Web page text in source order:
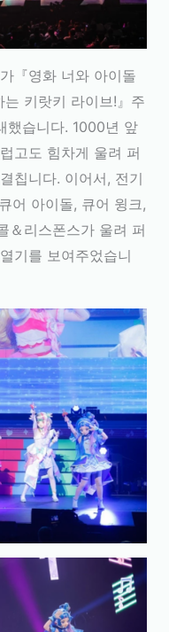
『영화 너와 아이돌
키랏키 라이브!』주
습니다. 1000년 앞
고도 힘차게 울려 퍼
칩니다. 이어서, 전기
어 아이돌, 큐어 윙크,
＆리스폰스가 울려 퍼
기를 보여주었습니